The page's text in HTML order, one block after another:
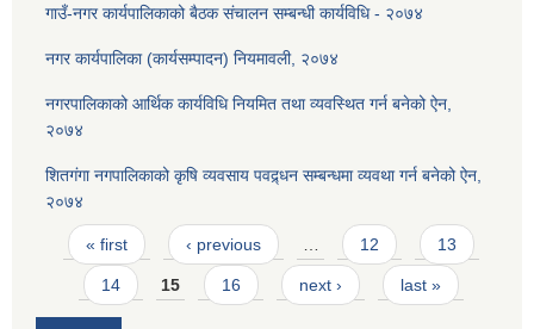
गाउँ-नगर कार्यपालिकाको बैठक संचालन सम्बन्धी कार्यविधि - २०७४
नगर कार्यपालिका (कार्यसम्पादन) नियमावली, २०७४
नगरपालिकाको आर्थिक कार्यविधि नियमित तथा व्यवस्थित गर्न बनेको ऐन,
२०७४
शितगंगा नगपालिकाको कृषि व्यवसाय पवद्र्धन सम्बन्धमा व्यवथा गर्न बनेको ऐन,
२०७४
Pages
« first ‹ previous 12 13
14 15 16 next › last »